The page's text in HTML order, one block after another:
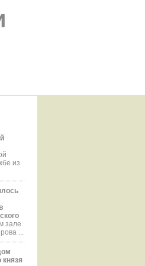
из
зале
...